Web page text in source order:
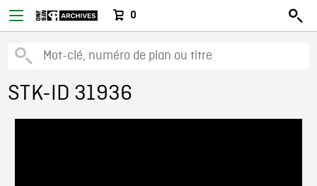
0
STK-ID 31936